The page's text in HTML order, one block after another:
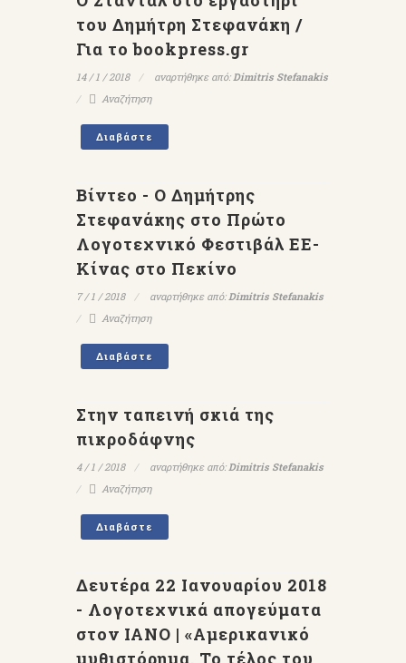
του Δημήτρη Στεφανάκη /
Για το bookpress.gr
14 / 1 / 2018 αναρτήθηκε από:Dimitris Stefanakis
Αναζήτηση
Διαβάστε
Βίντεο - Ο Δημήτρης
Στεφανάκης στο Πρώτο
Λογοτεχνικό Φεστιβάλ ΕΕ-
Κίνας στο Πεκίνο
7 / 1 / 2018 αναρτήθηκε από:Dimitris Stefanakis
Αναζήτηση
Διαβάστε
Στην ταπεινή σκιά της
πικροδάφνης
4 / 1 / 2018 αναρτήθηκε από:Dimitris Stefanakis
Αναζήτηση
Διαβάστε
Δευτέρα 22 Ιανουαρίου 2018
- Λογοτεχνικά απογεύματα
στον ΙΑΝΟ | «Αμερικανικό
μυθιστόρημα. Το τέλος του